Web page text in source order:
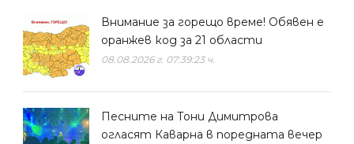
Внимание за горещо време! Обявен е
оранжев код за 21 области
08.08.2026 г. 07:39:23 ч.
Песните на Тони Димитрова
огласят Каварна в поредната вечер